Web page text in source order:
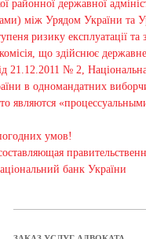
державної
між Урядом України
ризику експлуатації
що здійснює
№ 2,
в одномандатних
являются
умов!
банк України